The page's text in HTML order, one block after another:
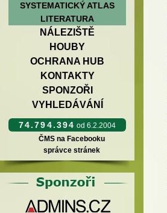
SYSTEMATICKÝ ATLAS
LITERATURA
NÁLEZIŠTĚ
HOUBY
OCHRANA HUB
KONTAKTY
SPONZOŘI
VYHLEDÁVÁNÍ
74.794.394 od 6.2.2004
ČMS na Facebooku
správce stránek